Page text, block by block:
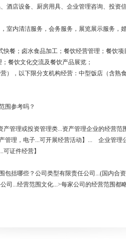
店设备、厨房用具、企业管理咨询、投资
内清洁服务，会务服务，展览展示服务，
；卤水食品加工；餐饮经营管理；餐饮项
餐饮文化交流及餐饮产品展览；
，以下限分支机构经营：中型饭店（含熟食
围参考吗？
管理或投资管理类...资产管理企业的经营范
管理，电子...可开展经营活动】... 企业管理
证件经营】
包括哪些？公司类型有限责任公司...(国内合
司...经营范围文化...>每家公司的经营范围都